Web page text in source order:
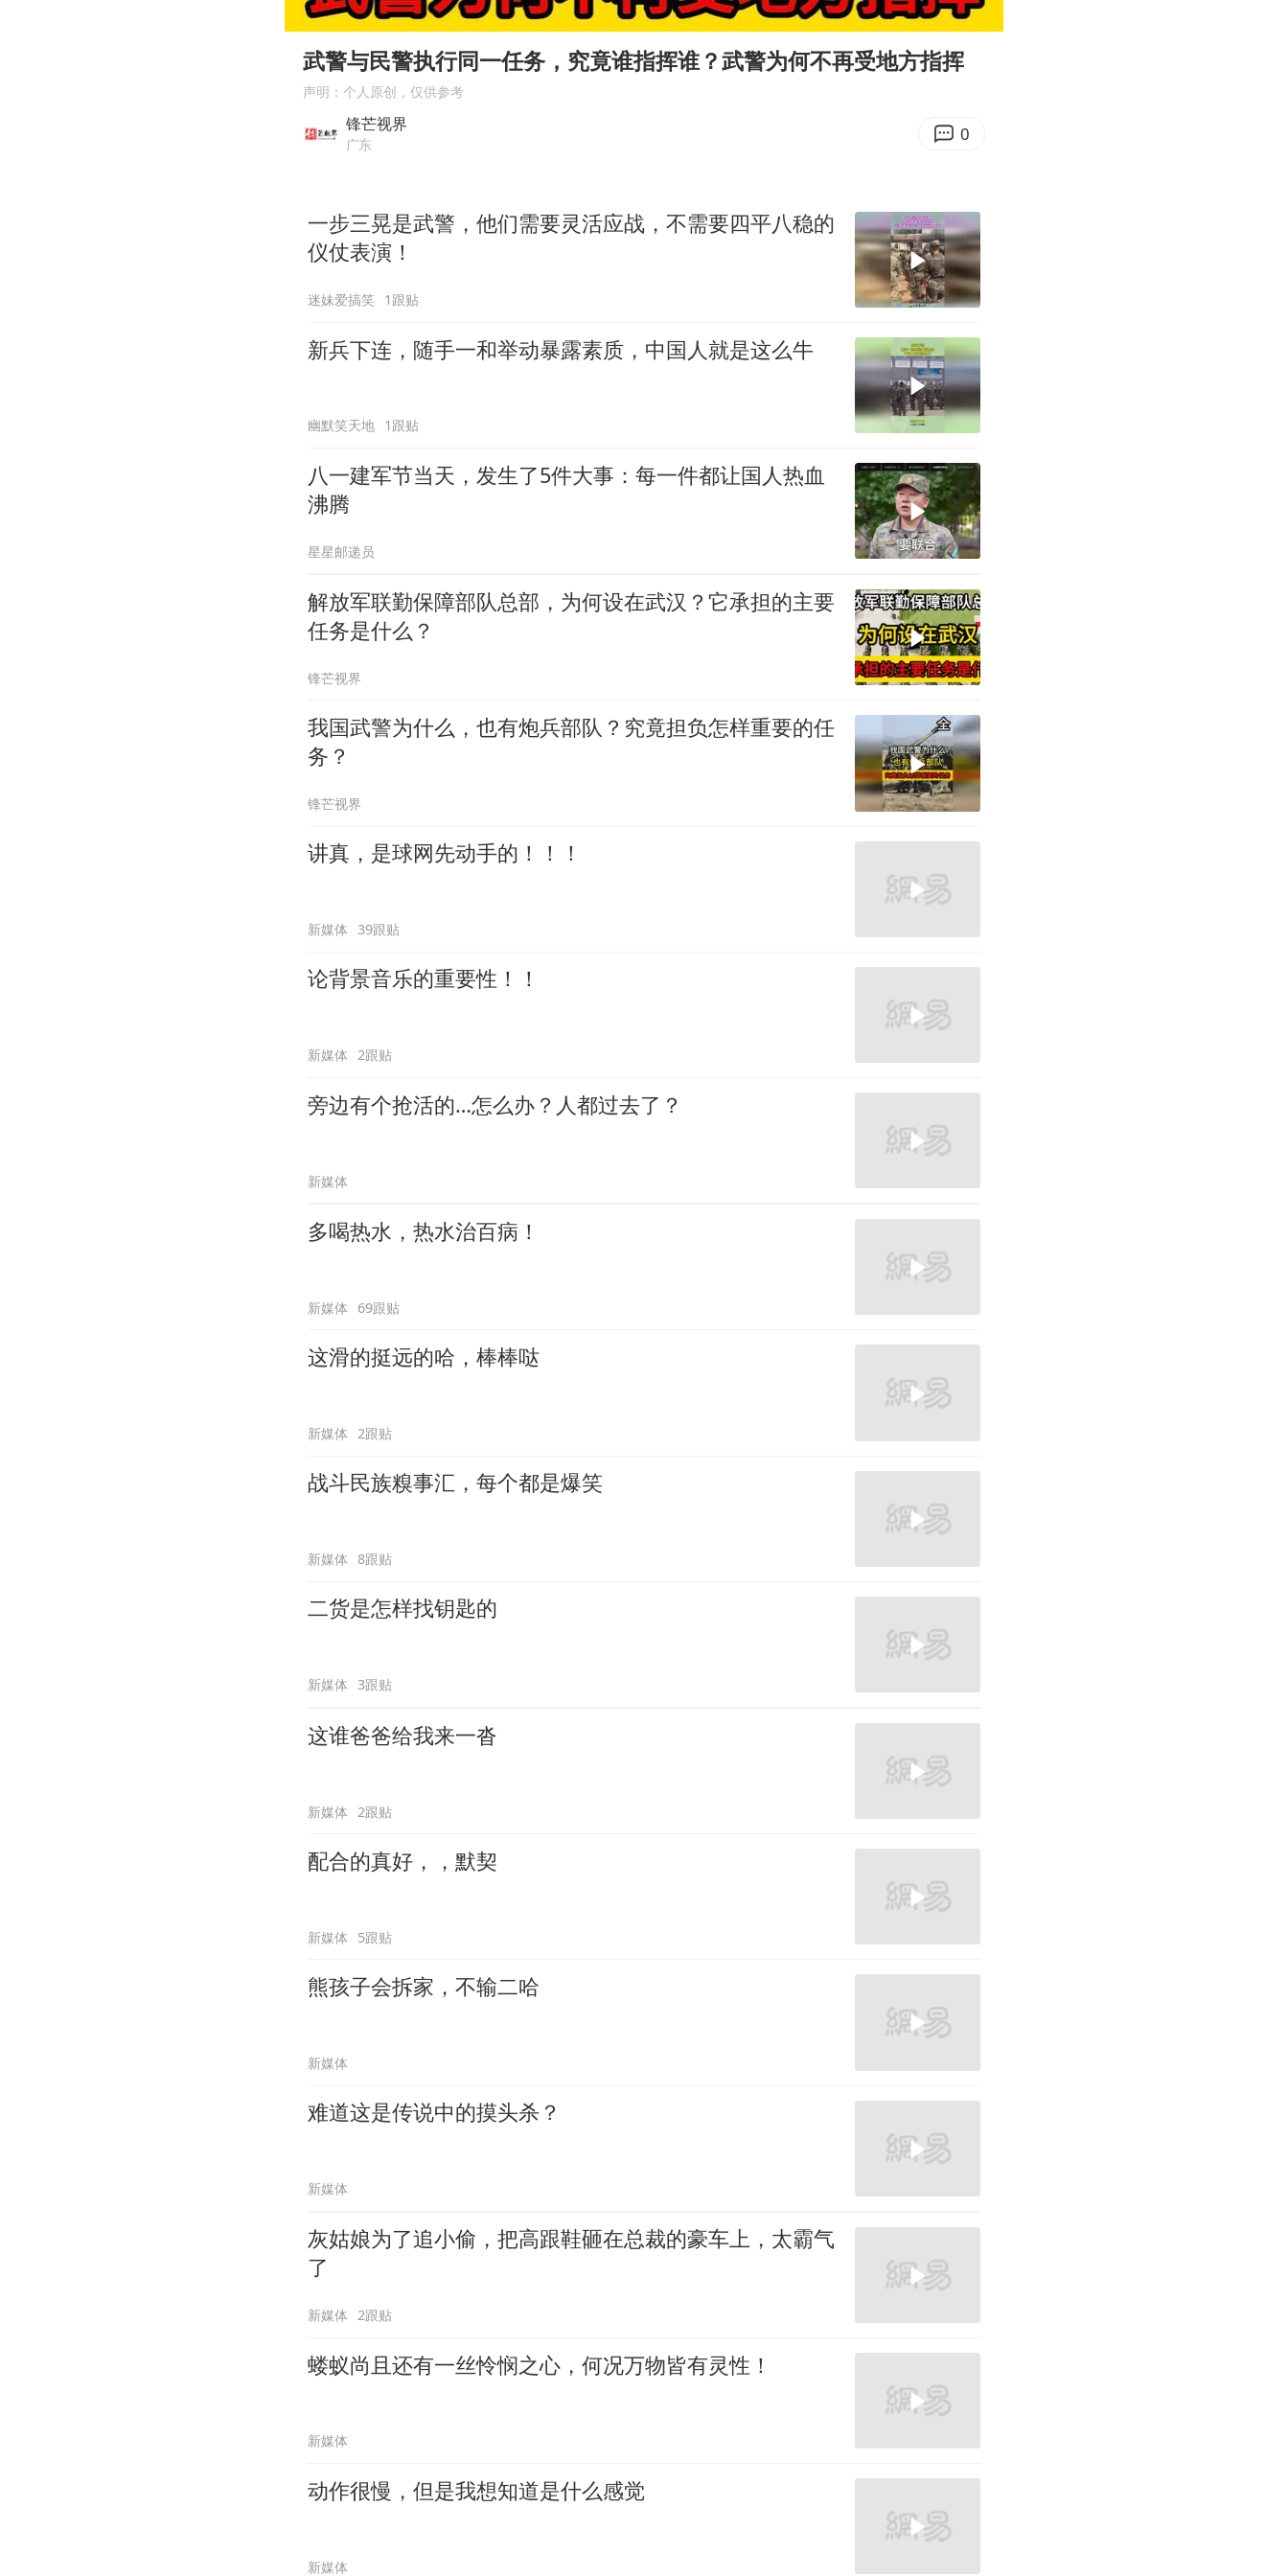
陈幸同晋级WTT横滨冠军赛8强
百花奖开幕式
Play
00:00 01:55
武警与民警执行同一任务，究竟谁指挥谁？武警为何不再受地方指挥
声明：个人原创，仅供参考
锋芒视界
广东 0
一步三晃是武警，他们需要灵活应战，不需要四平八稳的
仪仗表演！
迷妹爱搞笑 1跟贴
新兵下连，随手一和举动暴露素质，中国人就是这么牛
幽默笑天地 1跟贴
八一建军节当天，发生了5件大事：每一件都让国人热血
沸腾
星星邮递员
解放军联勤保障部队总部，为何设在武汉？它承担的主要
任务是什么？
锋芒视界
我国武警为什么，也有炮兵部队？究竟担负怎样重要的任
务？
锋芒视界
讲真，是球网先动手的！！！
新媒体 39跟贴
论背景音乐的重要性！！
新媒体 2跟贴
旁边有个抢活的…怎么办？人都过去了？
新媒体
多喝热水，热水治百病！
新媒体 69跟贴
这滑的挺远的哈，棒棒哒
新媒体 2跟贴
战斗民族糗事汇，每个都是爆笑
新媒体 8跟贴
二货是怎样找钥匙的
新媒体 3跟贴
这谁爸爸给我来一沓
新媒体 2跟贴
配合的真好，，默契
新媒体 5跟贴
熊孩子会拆家，不输二哈
新媒体
难道这是传说中的摸头杀？
新媒体
灰姑娘为了追小偷，把高跟鞋砸在总裁的豪车上，太霸气
了
新媒体 2跟贴
蝼蚁尚且还有一丝怜悯之心，何况万物皆有灵性！
新媒体
动作很慢，但是我想知道是什么感觉
新媒体